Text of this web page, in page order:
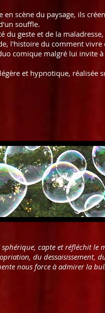
en scène du paysage, ils
souffle.
du geste et de la maladresse,
l'histoire du comment vivre
comique malgré lui invite
et hypnotique, réalisée
capte et réfléchit le
du dessaisissement,
nous force à admirer la